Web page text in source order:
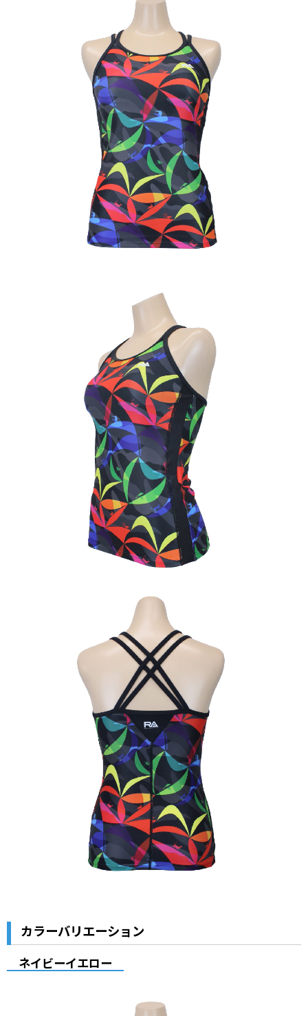
カラーバリエーション
ネイビーイエロー